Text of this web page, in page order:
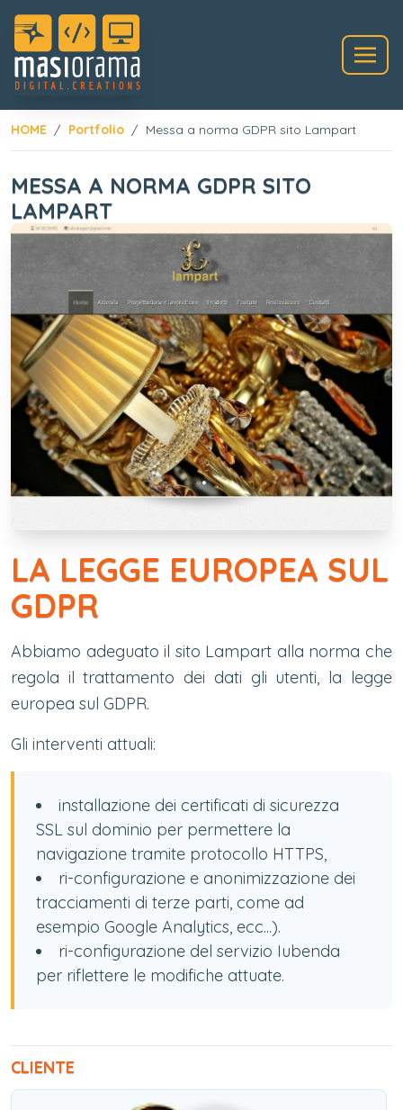
HOME Portfolio Messa a norma GDPR sito Lampart
MESSA A NORMA GDPR SITO
LAMPART
LA LEGGE EUROPEA SUL
GDPR
Abbiamo adeguato il sito Lampart alla norma che
regola il trattamento dei dati gli utenti, la legge
europea sul GDPR.
Gli interventi attuali:
installazione dei certificati di sicurezza
SSL sul dominio per permettere la
navigazione tramite protocollo HTTPS,
ri-configurazione e anonimizzazione dei
tracciamenti di terze parti, come ad
esempio Google Analytics, ecc...).
ri-configurazione del servizio Iubenda
per riflettere le modifiche attuate.
CLIENTE